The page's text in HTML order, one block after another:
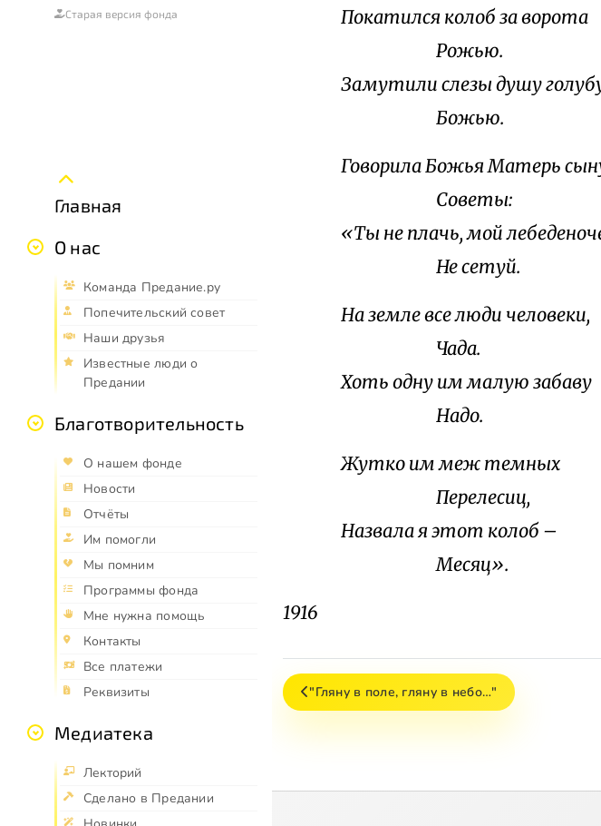
Старая версия фонда
Главная
О нас
Команда Предание.ру
Попечительский совет
Наши друзья
Известные люди о
Предании
Благотворительность
О нашем фонде
Новости
Отчёты
Им помогли
Мы помним
Программы фонда
Мне нужна помощь
Контакты
Все платежи
Реквизиты
Медиатека
Лекторий
Сделано в Предании
Покатился колоб за ворота
Рожью.
Замутили слезы душу
Божью.
Говорила Божья Матерь
Советы:
«Ты не плачь, мой
Не сетуй.
На земле все люди человеки,
Чада.
Хоть одну им малую забаву
Надо.
Жутко им меж темных
Перелесиц,
Назвала я этот колоб –
Месяц».
1916
"Гляну в поле, гляну в небо…"